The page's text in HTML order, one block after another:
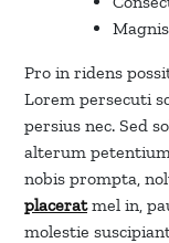
Pro in ridens
Lorem persecuti
persius nec. Sed
alterum
nobis prompta,
placeratmel in,
molestie